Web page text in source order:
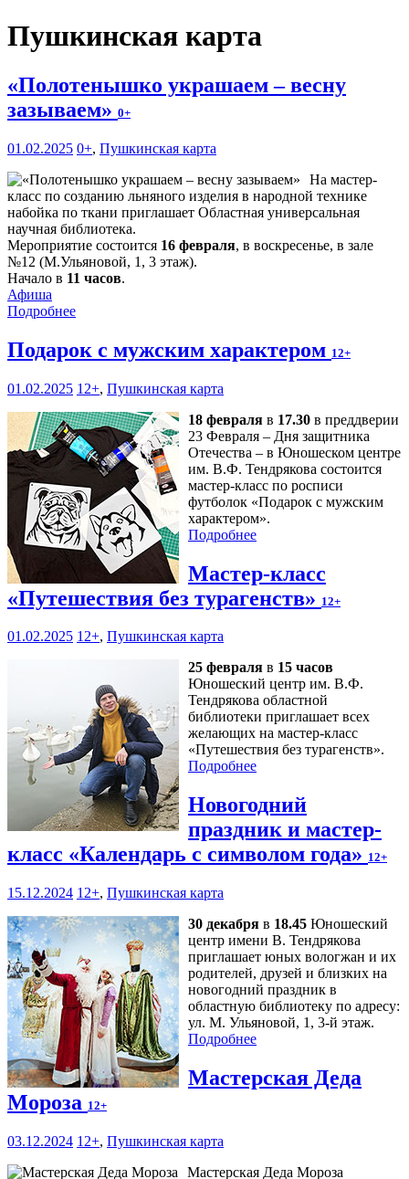
Пушкинская карта
«Полотенышко украшаем – весну
зазываем» 0+
01.02.2025 0+, Пушкинская карта
На мастер-
класс по созданию льняного изделия в народной технике
набойка по ткани приглашает Областная универсальная
научная библиотека.
Мероприятие состоится 16 февраля, в воскресенье, в зале
№12 (М.Ульяновой, 1, 3 этаж).
Начало в 11 часов.
Афиша
Подробнее
Подарок с мужским характером 12+
01.02.2025 12+, Пушкинская карта
18 февраля в 17.30 в преддверии
23 Февраля – Дня защитника
Отечества – в Юношеском центре
им. В.Ф. Тендрякова состоится
мастер-класс по росписи
футболок «Подарок с мужским
характером».
Подробнее
Мастер-класс
«Путешествия без турагенств» 12+
01.02.2025 12+, Пушкинская карта
25 февраля в 15 часов
Юношеский центр им. В.Ф.
Тендрякова областной
библиотеки приглашает всех
желающих на мастер-класс
«Путешествия без турагенств».
Подробнее
Новогодний
праздник и мастер-
класс «Календарь с символом года» 12+
15.12.2024 12+, Пушкинская карта
30 декабря в 18.45 Юношеский
центр имени В. Тендрякова
приглашает юных вологжан и их
родителей, друзей и близких на
новогодний праздник в
областную библиотеку по адресу:
ул. М. Ульяновой, 1, 3-й этаж.
Подробнее
Мастерская Деда
Мороза 12+
03.12.2024 12+, Пушкинская карта
Мастерская Деда Мороза